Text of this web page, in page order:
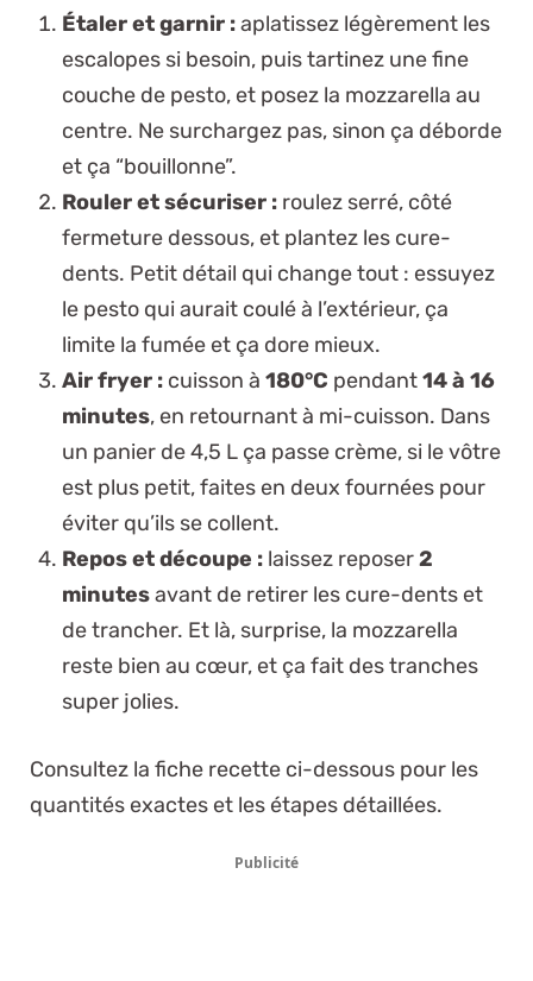
Étaler et garnir :aplatissez légèrement les
escalopes si besoin, puis tartinez une fine
couche de pesto, et posez la mozzarella au
centre. Ne surchargez pas, sinon ça déborde
et ça “bouillonne”.
Rouler et sécuriser : roulez serré, côté
fermeture dessous, et plantez les cure-
dents. Petit détail qui change tout : essuyez
le pesto qui aurait coulé à l’extérieur, ça
limite la fumée et ça dore mieux.
Air fryer : cuisson à 180°C pendant14 à 16
minutes, en retournant à mi-cuisson. Dans
un panier de 4,5 L ça passe crème, si le vôtre
est plus petit, faites en deux fournées pour
éviter qu’ils se collent.
Repos et découpe : laissez reposer2
minutesavant de retirer les cure-dents et
de trancher. Et là, surprise, la mozzarella
reste bien au cœur, et ça fait des tranches
super jolies.
Consultez la fiche recette ci-dessous pour les
quantités exactes et les étapes détaillées.
Publicité